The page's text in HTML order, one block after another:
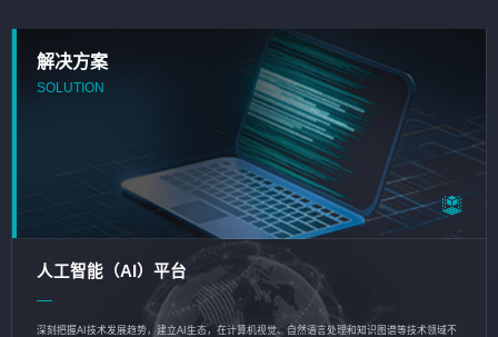
解决方案
SOLUTION
人工智能（AI）平台
深刻把握AI技术发展趋势，建立AI生态，在计算机视觉、自然语言处理和知识图谱等技术领域不